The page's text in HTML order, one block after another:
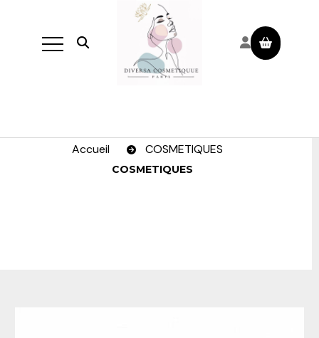
Ouvrir la recherche
Accueil COSMETIQUES
COSMETIQUES
Panneau de gestion des cookies